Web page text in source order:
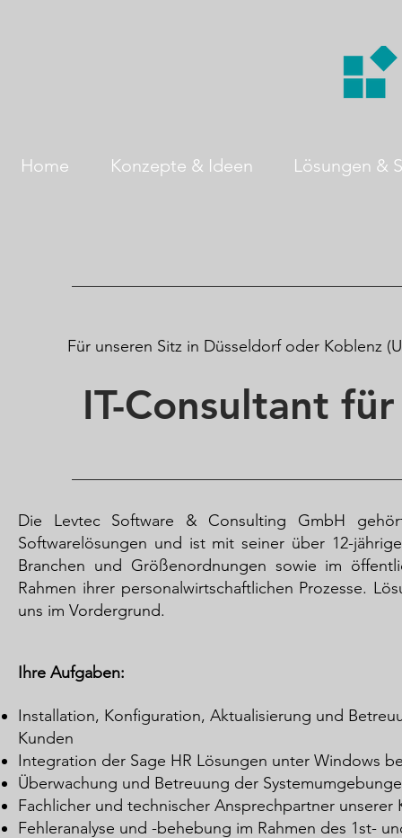
Home Konzepte & Ideen Lösungen &
Für unseren Sitz in Düsseldorf oder Koblenz
IT-Consultant
Die Levtec Software & Consulting GmbH
Softwarelösungen und ist mit seiner über 12-
Branchen und Größenordnungen sowie im
Rahmen ihrer personalwirtschaftlichen Prozesse.
uns im Vordergrund.
Ihre Aufgaben:
Installation, Konfiguration, Aktualisierung und
Kunden
Integration der Sage HR Lösungen unter Windows
Überwachung und Betreuung der
Fachlicher und technischer Ansprechpartner unserer
Fehleranalyse und -behebung im Rahmen des 1st-